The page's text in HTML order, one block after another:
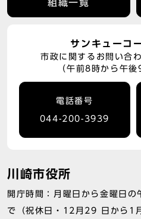
組織一覧
サンキューコ
市政に関するお問い合
（午前8時から午
電話番号
044-200-3939
川崎市役所
開庁時間：月曜日から金曜日
で（祝休日・12月29 日から1